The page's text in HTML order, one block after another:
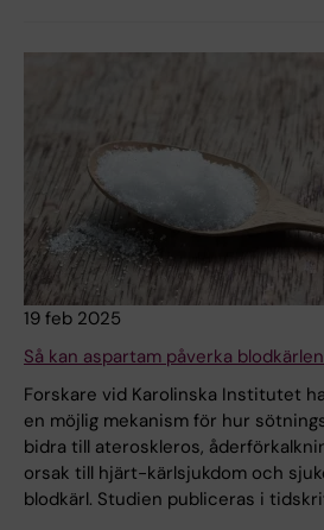
19 feb 2025
Så kan aspartam påverka
Forskare vid Karolinska Institutet
en möjlig mekanism för hur
bidra till ateroskleros,
orsak till hjärt-kärlsjukdom och
blodkärl. Studien publiceras i